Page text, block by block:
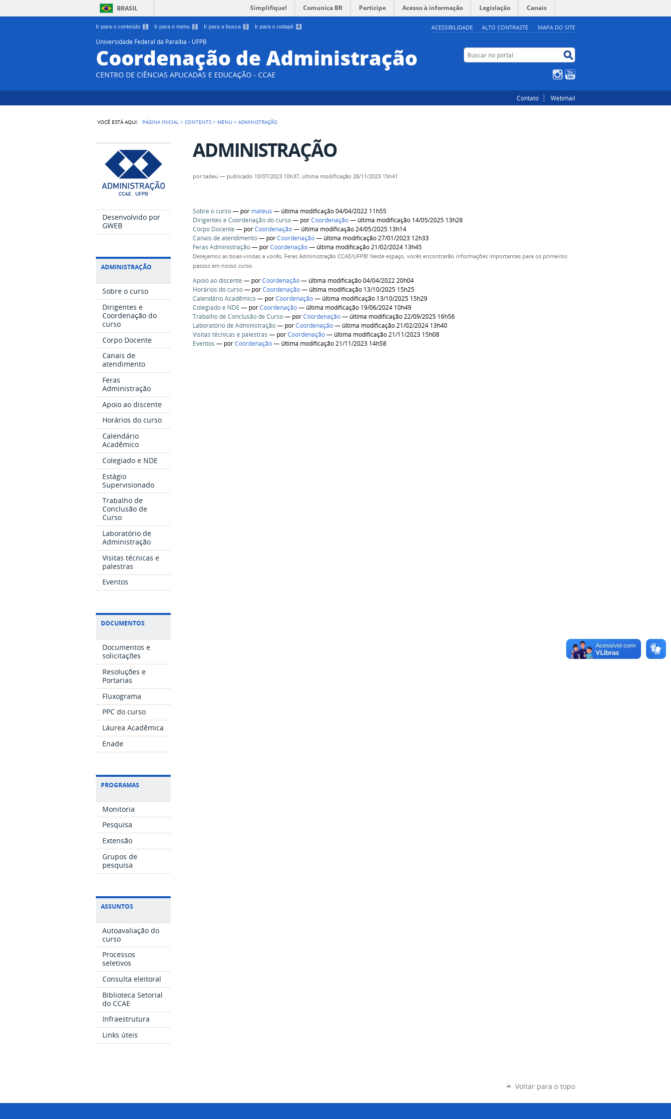
Ir para o conteúdo 1 Ir para o menu 2 Ir para a busca 3 Ir para o rodapé 4 ACESSIBILIDADE ALTO CONTRASTE MAPA DO SITE
BRASIL Simplifique! Comunica BR Participe Acesso à informação Legislação Canais
Universidade Federal da Paraíba - UFPB
Coordenação de Administração
CENTRO DE CIÊNCIAS APLICADAS E EDUCAÇÃO - CCAE
Buscar no portal
Instagram
Contato Webmail
VOCÊ ESTÁ AQUI: PÁGINA INICIAL >CONTENTS > MENU >ADMINISTRAÇÃO
Desenvolvido por
GWEB
ADMINISTRAÇÃO
Sobre o curso
Dirigentes e
Coordenação do
curso
Corpo Docente
Canais de
atendimento
Feras
Administração
Apoio ao discente
Horários do curso
Calendário
Acadêmico
Colegiado e NDE
Estágio
Supervisionado
Trabalho de
Conclusão de
Curso
Laboratório de
Administração
Visitas técnicas e
palestras
Eventos
DOCUMENTOS
Documentos e
solicitações
Resoluções e
Portarias
Fluxograma
PPC do curso
Láurea Acadêmica
Enade
PROGRAMAS
Monitoria
Pesquisa
Extensão
Grupos de
pesquisa
ASSUNTOS
Autoavaliação do
curso
Processos
seletivos
Consulta eleitoral
Biblioteca Setorial
do CCAE
Infraestrutura
Links úteis
ADMINISTRAÇÃO
portadeu — publicado 10/07/2023 10h37, última modificação 28/11/2023 15h41
Sobre o curso— por mateus — última modificação 04/04/2022 11h55
Dirigentes e Coordenação do curso— porCoordenação— última modificação 14/05/2025 13h28
Corpo Docente — porCoordenação— última modificação 24/05/2025 13h14
Canais de atendimento— porCoordenação— última modificação 27/01/2023 12h33
Feras Administração— porCoordenação— última modificação 21/02/2024 13h45
Desejamos as boas-vindas a vocês, Feras Administração CCAE/UFPB! Neste espaço, vocês encontrarão informações importantes para os primeiros
passos em nosso curso.
Apoio ao discente — porCoordenação— última modificação 04/04/2022 20h04
Horários do curso— porCoordenação— última modificação 13/10/2025 15h25
Calendário Acadêmico— porCoordenação— última modificação 13/10/2025 15h29
Colegiado e NDE — porCoordenação— última modificação 19/06/2024 10h49
Trabalho de Conclusão de Curso— porCoordenação— última modificação 22/09/2025 16h56
Laboratório de Administração— porCoordenação— última modificação 21/02/2024 13h40
Visitas técnicas e palestras — porCoordenação— última modificação 21/11/2023 15h08
Eventos — porCoordenação— última modificação 21/11/2023 14h58
Voltar para o topo